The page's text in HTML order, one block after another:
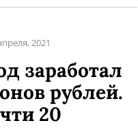
2021
заработал
рублей.
20